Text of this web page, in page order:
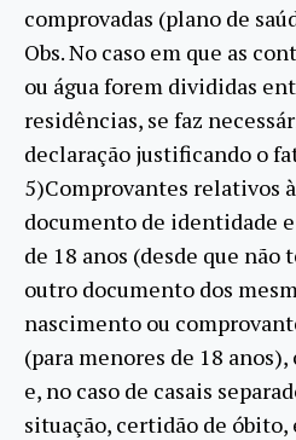
comprovadas (plano de
Obs. No caso em que as
ou água forem divididas
residências, se faz
declaração justificando o
5)Comprovantes relativos
documento de identidade
de 18 anos (desde que
outro documento dos
nascimento ou
(para menores de 18
e, no caso de casais
situação, certidão de